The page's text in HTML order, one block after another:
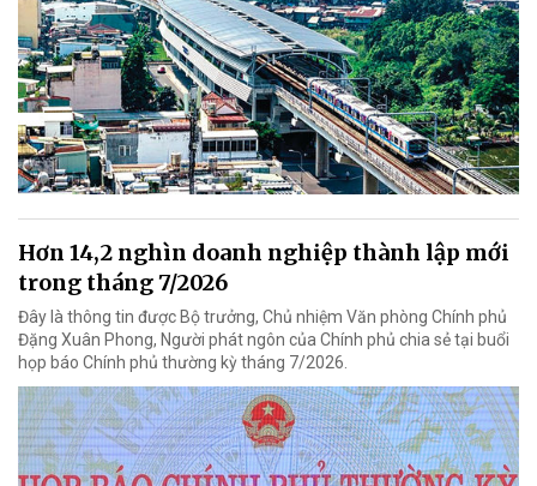
Hơn 14,2 nghìn doanh nghiệp thành lập mới
trong tháng 7/2026
Đây là thông tin được Bộ trưởng, Chủ nhiệm Văn phòng Chính phủ
Đặng Xuân Phong, Người phát ngôn của Chính phủ chia sẻ tại buổi
họp báo Chính phủ thường kỳ tháng 7/2026.